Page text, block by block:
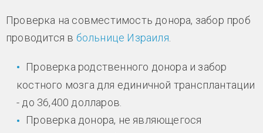
Проверка на совместимость донора, забор проб
проводится в больнице Израиля
Проверка родственного донора и забор
костного мозга для единичной трансплантации
- до 36,400 долларов.
Проверка донора, не являющегося